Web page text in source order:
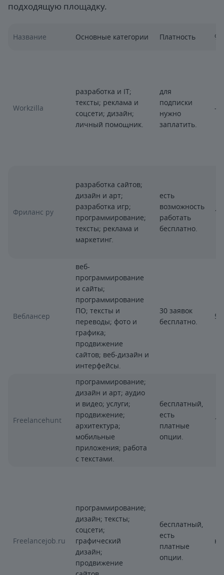
подходящую площадку.
Название Основные категории Платность %
Workzilla
разработка и IT;
тексты; реклама и
соцсети; дизайн;
личный помощник.
для
подписки
нужно
заплатить.
—
Фриланс ру
разработка сайтов;
дизайн и арт;
разработка игр;
программирование;
тексты; реклама и
маркетинг.
есть
возможность
работать
бесплатно.
Веблансер
веб-
программирование
и сайты;
программирование
ПО; тексты и
переводы; фото и
графика;
продвижение
сайтов; веб-дизайн и
интерфейсы.
30 заявок
бесплатно.
5%
Freelancehunt
программирование;
дизайн и арт; аудио
и видео; услуги;
продвижение;
архитектура;
мобильные
приложения; работа
с текстами.
бесплатный,
есть
платные
опции.
Freelancejob.ru
программирование;
дизайн; тексты;
соцсети;
графический
дизайн;
продвижение
бесплатный,
есть
платные
опции.